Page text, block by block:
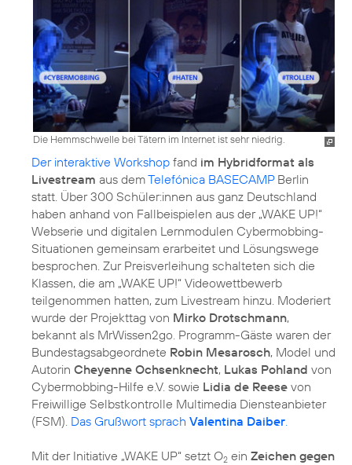
Die Hemmschwelle bei Tätern im Internet ist sehr niedrig.
Der interaktive Workshop fand im Hybridformat als
Livestream aus demTelefónica BASECAMPBerlin
statt. Über 300 Schüler:innen aus ganz Deutschland
haben anhand von Fallbeispielen aus der „WAKE UP!“
Webserie und digitalen Lernmodulen Cybermobbing-
Situationen gemeinsam erarbeitet und Lösungswege
besprochen. Zur Preisverleihung schalteten sich die
Klassen, die am „WAKE UP!“ Videowettbewerb
teilgenommen hatten, zum Livestream hinzu. Moderiert
wurde der Projekttag von Mirko Drotschmann,
bekannt als MrWissen2go. Programm-Gäste waren der
Bundestagsabgeordnete Robin Mesarosch, Model und
Autorin Cheyenne Ochsenknecht, Lukas Pohland von
Cybermobbing-Hilfe e.V. sowie Lidia de Reese von
Freiwillige Selbstkontrolle Multimedia Diensteanbieter
(FSM). Das Grußwort sprach Valentina Daiber.
Mit der Initiative „WAKE UP“ setzt O2 ein Zeichen gegen